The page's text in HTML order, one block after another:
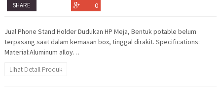
SHARE 0
Jual Phone Stand Holder Dudukan HP Meja, Bentuk potable belum
terpasang saat dalam kemasan box, tinggal dirakit. Specifications:
Material:Aluminum alloy…
Lihat Detail Produk